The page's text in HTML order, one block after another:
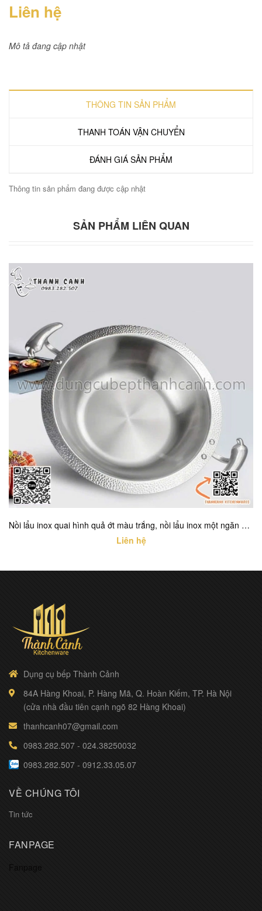
Liên hệ
Mô tả đang cập nhật
THÔNG TIN SẢN PHẨM
THANH TOÁN VẬN CHUYỂN
ĐÁNH GIÁ SẢN PHẨM
Thông tin sản phẩm đang được cập nhật
SẢN PHẨM LIÊN QUAN
Nồi lẩu inox quai hình quả ớt màu trắng, nồi lẩu inox một ngăn cao cấp với nhiều kích thước khác nhau
Liên hệ
Dụng cụ bếp Thành Cảnh
84A Hàng Khoai, P. Hàng Mã, Q. Hoàn Kiếm, TP. Hà Nội
(cửa nhà đầu tiên cạnh ngõ 82 Hàng Khoai)
thanhcanh07@gmail.com
0983.282.507 - 024.38250032
0983.282.507 - 0912.33.05.07
VỀ CHÚNG TÔI
Tin tức
FANPAGE